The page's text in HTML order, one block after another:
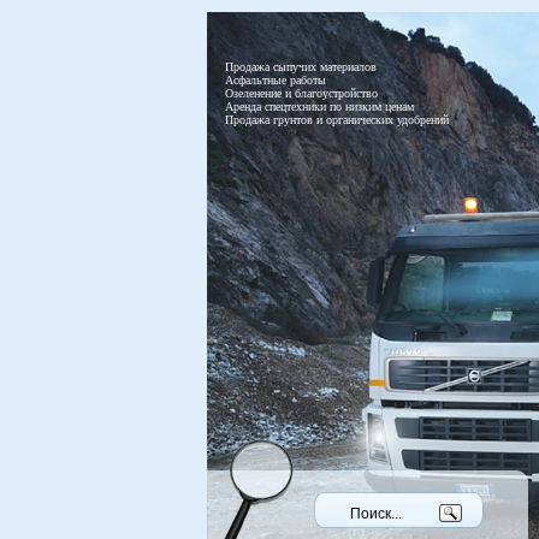
Продажа сыпучих материалов
Асфальтные работы
Озеленение и благоустройство
Аренда спецтехники по низким ценам
Продажа грунтов и органических удобрений